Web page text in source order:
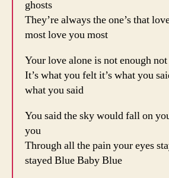
ghosts
They’re always the one’s that
most love you most
Your love alone is not enough
It’s what you felt it’s what you
what you said
You said the sky would fall on
you
Through all the pain your eyes
stayed Blue Baby Blue